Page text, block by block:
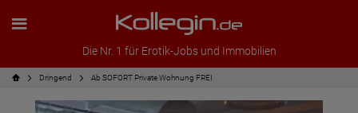
Die Nr. 1 für Erotik-Jobs und Immobilien
Dringend Ab SOFORT Private Wohnung FREI